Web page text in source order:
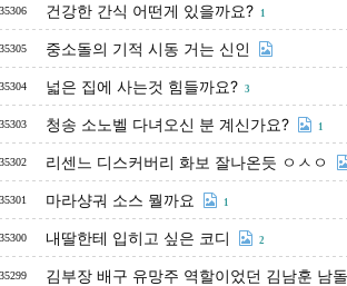
35306 건강한 간식 어떤게 있을까요? 1
35305 중소돌의 기적 시동 거는 신인
35304 넓은 집에 사는것 힘들까요? 3
35303 청송 소노벨 다녀오신 분 계신가요? 1
35302 리센느 디스커버리 화보 잘나온듯 ㅇㅅㅇ
35301 마라샹궈 소스 뭘까요 1
35300 내딸한테 입히고 싶은 코디 2
35299 김부장 배구 유망주 역할이었던 김남훈 남